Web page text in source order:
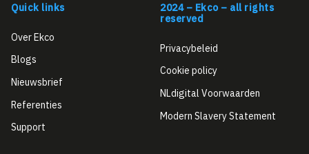
Quick links
Over Ekco
Blogs
Nieuwsbrief
Referenties
Support
2024 – Ekco – all rights
reserved
Privacybeleid
Cookie policy
NLdigital Voorwaarden
Modern Slavery Statement